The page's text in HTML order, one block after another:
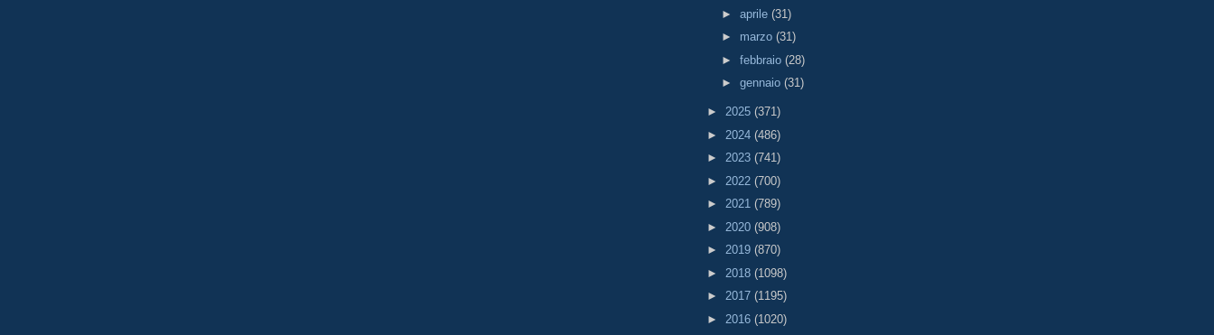
► aprile (31)
► marzo (31)
► febbraio (28)
► gennaio (31)
► 2025 (371)
► 2024 (486)
► 2023 (741)
► 2022 (700)
► 2021 (789)
► 2020 (908)
► 2019 (870)
► 2018 (1098)
► 2017 (1195)
► 2016 (1020)